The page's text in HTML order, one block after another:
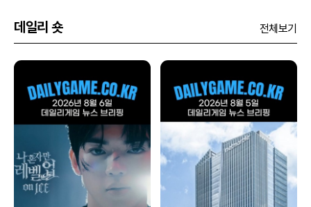
데일리 숏 전체보기